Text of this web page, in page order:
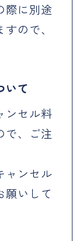
際に別途
ので、
いて
ンセル料
で、ご注
ャンセル
願いして